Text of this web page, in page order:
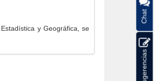
y Geográfica, se
Chat
Sugerencias